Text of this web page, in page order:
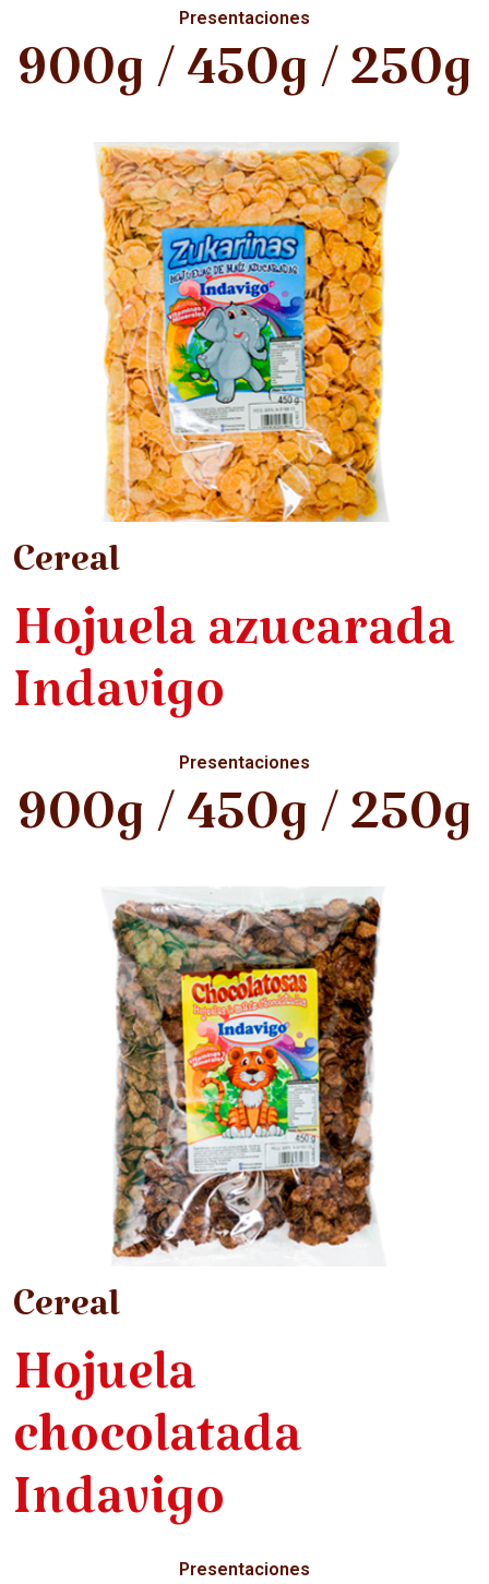
Presentaciones
900g / 450g / 250g
Cereal
Hojuela azucarada
Indavigo
Presentaciones
900g / 450g / 250g
Cereal
Hojuela
chocolatada
Indavigo
Presentaciones